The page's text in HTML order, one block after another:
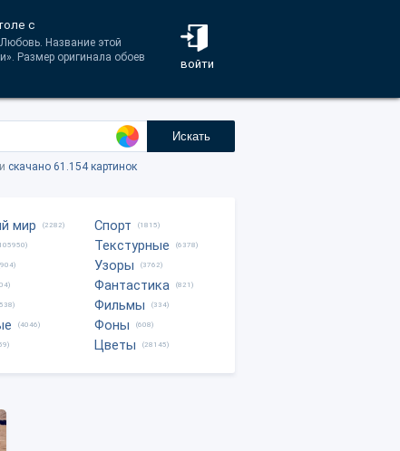
войти
с
Название этой
Размер оригинала обоев
Искать
скачано 61.154 картинок
мир (2282)
(4046)
Спорт (1815)
Текстурные (6378)
Узоры (3762)
Фантастика (821)
Фильмы (334)
Фоны (608)
Цветы (28145)